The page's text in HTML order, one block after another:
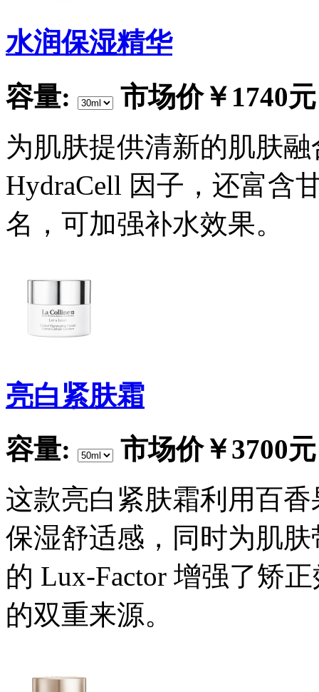
水润保湿精华
容量:
市场价￥1740元
为肌肤提供清新的肌肤
HydraCell 因子，还富含
名，可加强补水效果。
亮白紧肤霜
容量:
市场价￥3700元
这款亮白紧肤霜利用百
保湿舒适感，同时为肌
的 Lux-Factor 增强了矫
的双重来源。